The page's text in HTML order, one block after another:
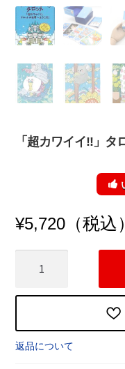
「超カワイイ!!」タ
¥5,720 （税込
ワ
イ!!」
タ
返品について